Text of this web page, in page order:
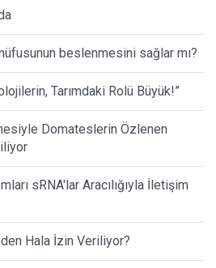
beslenmesini sağlar mı?
Tarımdaki Rolü Büyük!”
Domateslerin Özlenen
sRNA'lar Aracılığıyla İletişim
Hala İzin Veriliyor?